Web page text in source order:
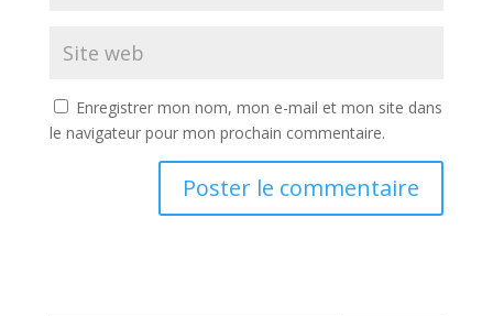
Enregistrer mon nom, mon e-mail et mon site dans
le navigateur pour mon prochain commentaire.